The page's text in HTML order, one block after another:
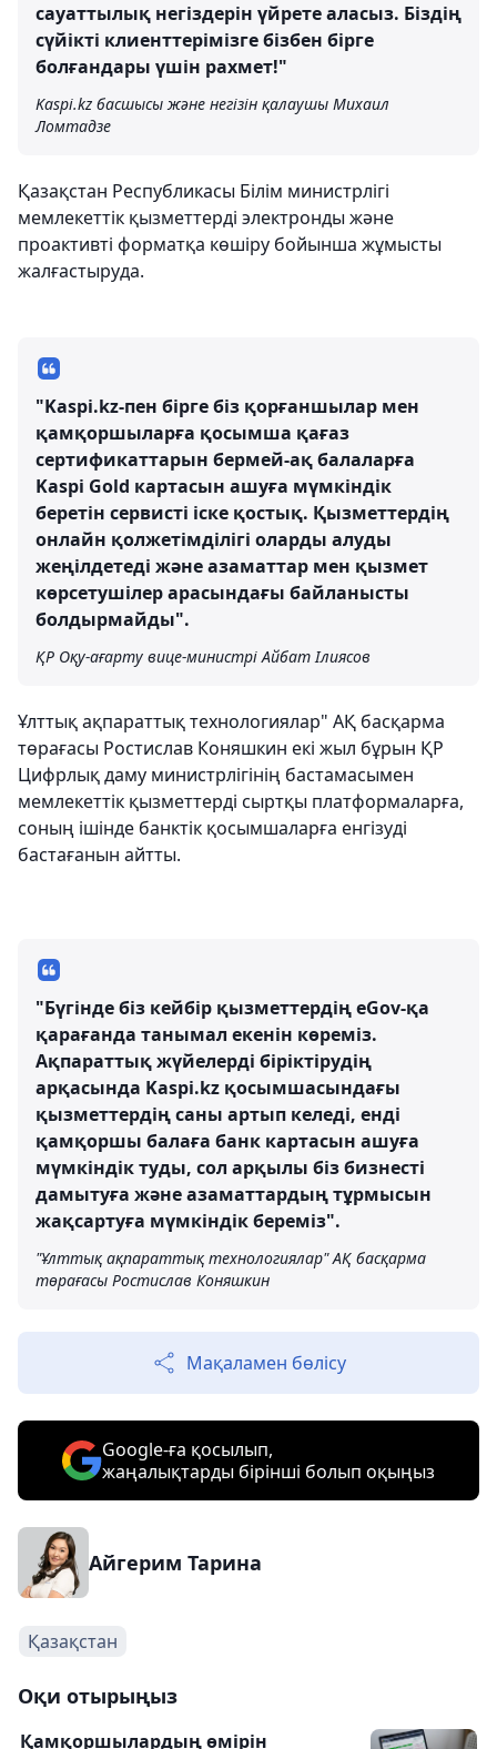
сауаттылық негіздерін үйрете аласыз. Біздің
сүйікті клиенттерімізге бізбен бірге
болғандары үшін рахмет!"
Kaspi.kz басшысы және негізін қалаушы Михаил
Ломтадзе
Қазақстан Республикасы Білім министрлігі
мемлекеттік қызметтерді электронды және
проактивті форматқа көшіру бойынша жұмысты
жалғастыруда.
"Kaspi.kz-пен бірге біз қорғаншылар мен
қамқоршыларға қосымша қағаз
сертификаттарын бермей-ақ балаларға
Kaspi Gold картасын ашуға мүмкіндік
беретін сервисті іске қостық. Қызметтердің
онлайн қолжетімділігі оларды алуды
жеңілдетеді және азаматтар мен қызмет
көрсетушілер арасындағы байланысты
болдырмайды".
ҚР Оқу-ағарту вице-министрі Айбат Ілиясов
Ұлттық ақпараттық технологиялар" АҚ басқарма
төрағасы Ростислав Коняшкин екі жыл бұрын ҚР
Цифрлық даму министрлігінің бастамасымен
мемлекеттік қызметтерді сыртқы платформаларға,
соның ішінде банктік қосымшаларға енгізуді
бастағанын айтты.
"Бүгінде біз кейбір қызметтердің eGov-қа
қарағанда танымал екенін көреміз.
Ақпараттық жүйелерді біріктірудің
арқасында Kaspi.kz қосымшасындағы
қызметтердің саны артып келеді, енді
қамқоршы балаға банк картасын ашуға
мүмкіндік туды, сол арқылы біз бизнесті
дамытуға және азаматтардың тұрмысын
жақсартуға мүмкіндік береміз".
"Ұлттық ақпараттық технологиялар" АҚ басқарма
төрағасы Ростислав Коняшкин
Мақаламен бөлісу
Google-ға қосылып,
жаңалықтарды бірінші болып оқыңыз
Айгерим Тарина
Қазақстан
Оқи отырыңыз
Қамқоршылардың өмірін